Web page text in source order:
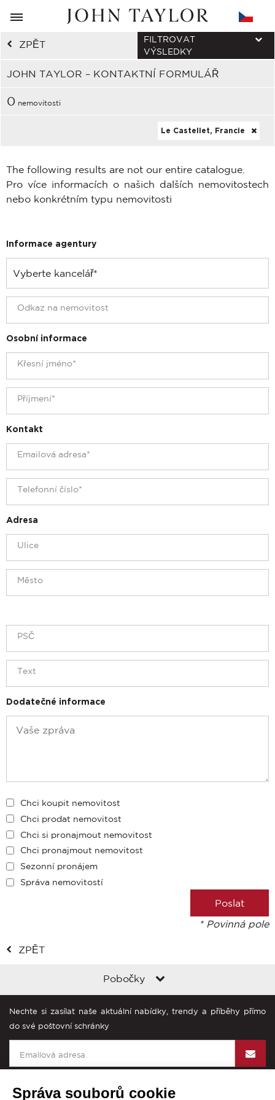
ZPĚT
JOHN TAYLOR – KONTAKTNÍ FORMULÁŘ
FILTROVAT
VÝSLEDKY
0 nemovitosti
Le Castellet, Francie
The following results are not our entire catalogue.
Pro více informacích o našich dalších nemovitostech
nebo konkrétním typu nemovitosti
Informace agentury
Osobní informace
Kontakt
Adresa
Dodatečné informace
Chci koupit nemovitost
Chci prodat nemovitost
Chci si pronajmout nemovitost
Chci pronajmout nemovitost
Sezonní pronájem
Správa nemovitostí
* Povinná pole
ZPĚT
Pobočky
Nechte si zasílat naše aktuální nabídky, trendy a příběhy přímo
do své poštovní schránky
Správa souborů cookie